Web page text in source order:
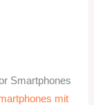
Smartphones
mit